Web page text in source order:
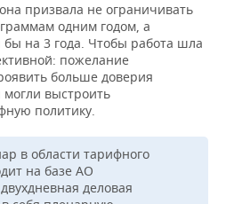
призвала не ограничивать
одним годом, а
бы на 3 года. Чтобы работа шла
пожелание
больше доверия
выстроить
политику.
в области тарифного
на базе АО
деловая